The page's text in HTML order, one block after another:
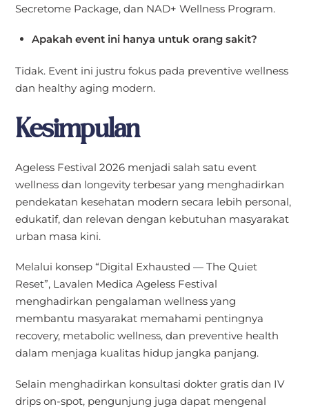
Secretome Package, dan NAD+ Wellness Program.
Apakah event ini hanya untuk orang sakit?
Tidak. Event ini justru fokus pada preventive wellness
dan healthy aging modern.
Kesimpulan
Ageless Festival 2026 menjadi salah satu event
wellness dan longevity terbesar yang menghadirkan
pendekatan kesehatan modern secara lebih personal,
edukatif, dan relevan dengan kebutuhan masyarakat
urban masa kini.
Melalui konsep “Digital Exhausted — The Quiet
Reset”, Lavalen Medica Ageless Festival
menghadirkan pengalaman wellness yang
membantu masyarakat memahami pentingnya
recovery, metabolic wellness, dan preventive health
dalam menjaga kualitas hidup jangka panjang.
Selain menghadirkan konsultasi dokter gratis dan IV
drips on-spot, pengunjung juga dapat mengenal